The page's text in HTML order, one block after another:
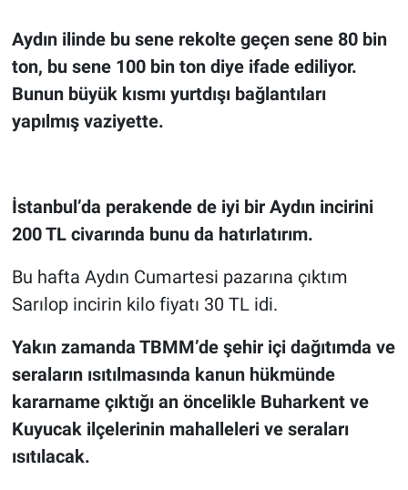
Aydın ilinde bu sene rekolte geçen sene 80 bin
ton, bu sene 100 bin ton diye ifade ediliyor.
Bunun büyük kısmı yurtdışı bağlantıları
yapılmış vaziyette.
İstanbul’da perakende de iyi bir Aydın incirini
200 TL civarında bunu da hatırlatırım.
Bu hafta Aydın Cumartesi pazarına çıktım
Sarılop incirin kilo fiyatı 30 TL idi.
Yakın zamanda TBMM’de şehir içi dağıtımda ve
seraların ısıtılmasında kanun hükmünde
kararname çıktığı an öncelikle Buharkent ve
Kuyucak ilçelerinin mahalleleri ve seraları
ısıtılacak.